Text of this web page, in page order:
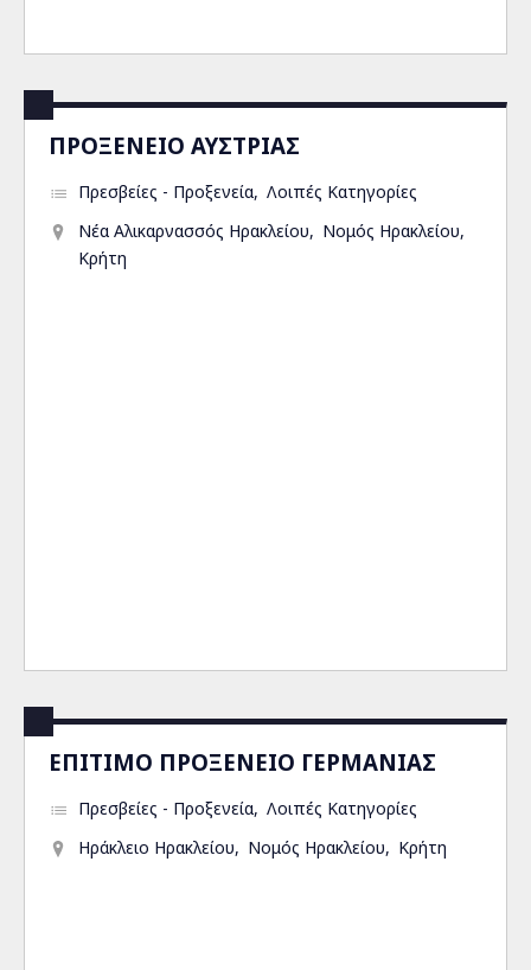
ΠΡΟΞΕΝΕΙΟ ΑΥΣΤΡΙΑΣ
Πρεσβείες - Προξενεία Λοιπές Κατηγορίες
Νέα Αλικαρνασσός Ηρακλείου
Νομός Ηρακλείου
Κρήτη
ΕΠΙΤΙΜΟ ΠΡΟΞΕΝΕΙΟ ΓΕΡΜΑΝΙΑΣ
Πρεσβείες - Προξενεία Λοιπές Κατηγορίες
Ηράκλειο Ηρακλείου
Νομός Ηρακλείου Κρήτη